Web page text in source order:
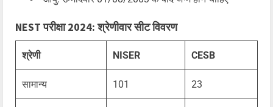
NEST परीक्षा 2024: श्रेणीवार सीट विवरण
श्रेणी NISER CESB
सामान्य 101 23